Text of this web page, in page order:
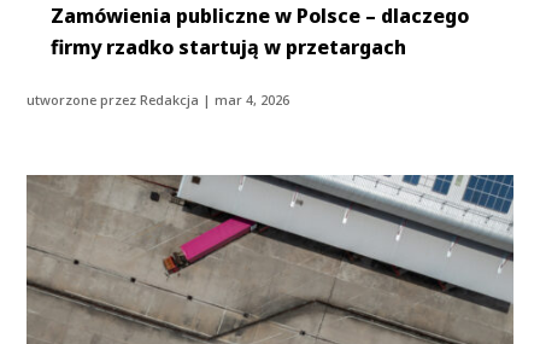
Zamówienia publiczne w Polsce – dlaczego
firmy rzadko startują w przetargach
utworzone przezRedakcja |mar 4, 2026